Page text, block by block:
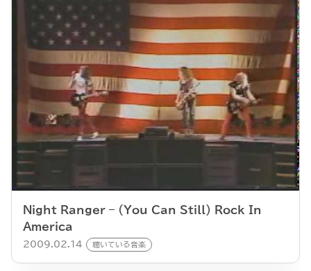
Night Ranger – (You Can Still) Rock In
America
2009.02.14 聴いている音楽